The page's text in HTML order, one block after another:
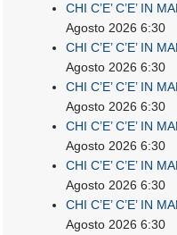
CHI C’E’ C’E’ IN
Agosto 2026 6:30
CHI C’E’ C’E’ IN
Agosto 2026 6:30
CHI C’E’ C’E’ IN
Agosto 2026 6:30
CHI C’E’ C’E’ IN
Agosto 2026 6:30
CHI C’E’ C’E’ IN
Agosto 2026 6:30
CHI C’E’ C’E’ IN
Agosto 2026 6:30